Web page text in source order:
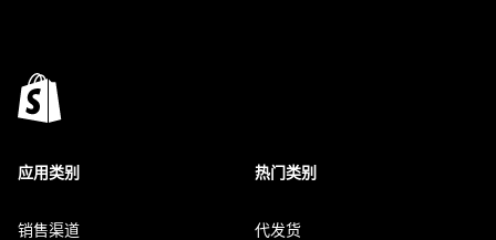
应用类别
销售渠道
热门类别
代发货